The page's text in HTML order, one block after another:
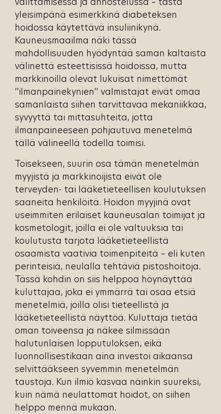
yleisimpänä esimerkkinä diabeteksen
hoidossa käytettävä insuliinikynä.
Kauneusmaailma näki tässä
mahdollisuuden hyödyntää saman kaltaista
välinettä esteettisissä hoidoissa, mutta
markkinoilla olevat lukuisat nimettömät
’’ilmanpainekynien’’ valmistajat eivät omaa
samanlaista siihen tarvittavaa mekaniikkaa,
syvyyttä tai mittasuhteita, jotta
ilmanpaineeseen pohjautuva menetelmä
tällä välineellä todella toimisi.
Toisekseen, suurin osa tämän menetelmän
myyjistä ja markkinoijista eivät ole
terveyden- tai lääketieteellisen koulutuksen
saaneita henkilöitä. Hoidon myyjinä ovat
useimmiten erilaiset kauneusalan toimijat ja
kosmetologit, joilla ei ole valtuuksia tai
koulutusta tarjota lääketieteellistä
osaamista vaativia toimenpiteitä – eli kuten
perinteisiä, neulalla tehtäviä pistoshoitoja.
Tässä kohdin on siis helppoa höynäyttää
kuluttajaa, joka ei ymmärrä tai osaa etsiä
menetelmiä, joilla olisi tieteellistä ja
lääketieteellistä näyttöä. Kuluttaja tietää
oman toiveensa ja näkee silmissään
halutunlaisen lopputuloksen, eikä
luonnollisestikaan aina investoi aikaansa
selvittääkseen syvemmin menetelmän
taustoja. Kun ilmiö kasvaa näinkin suureksi,
kuin nämä neulattomat hoidot, on siihen
helppo mennä mukaan.